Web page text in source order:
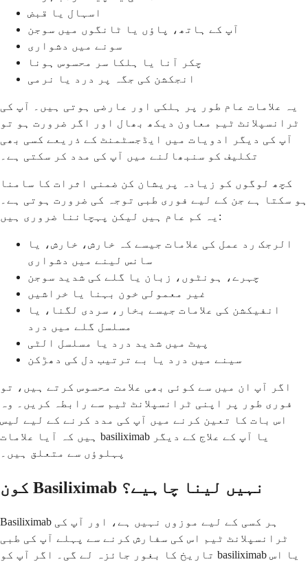
اسہال یا قبض
آپ کے ہاتھ، پاؤں یا ٹانگوں میں سوجن
سونے میں دشواری
چکر آنا یا ہلکا سر محسوس ہونا
انجکشن کی جگہ پر درد یا نرمی
یہ علامات عام طور پر ہلکی اور عارضی ہوتی ہیں۔ آپ کی
ٹرانسپلانٹ ٹیم معاون دیکھ بھال اور اگر ضرورت ہو تو
آپ کی دیگر ادویات میں ایڈجسٹمنٹ کے ذریعے کسی بھی
تکلیف کو سنبھالنے میں آپ کی مدد کر سکتی ہے۔
کچھ لوگوں کو زیادہ پریشان کن ضمنی اثرات کا سامنا
ہو سکتا ہے جن کے لیے فوری طبی توجہ کی ضرورت ہوتی ہے۔
یہ کم عام ہیں لیکن پہچاننا ضروری ہیں:
الرجک رد عمل کی علامات جیسے کہ خارش، خارش، یا
سانس لینے میں دشواری
چہرے، ہونٹوں، زبان یا گلے کی شدید سوجن
غیر معمولی خون بہنا یا خراشیں
انفیکشن کی علامات جیسے بخار، سردی لگنا، یا
مسلسل گلے میں درد
پیٹ میں شدید درد یا مسلسل الٹی
سینے میں درد یا بے ترتیب دل کی دھڑکن
اگر آپ ان میں سے کوئی بھی علامت محسوس کرتے ہیں، تو
فوری طور پر اپنی ٹرانسپلانٹ ٹیم سے رابطہ کریں۔ وہ
اس بات کا تعین کرنے میں آپ کی مدد کرنے کے لیے لیس
ہیں کہ آیا علامات basiliximab یا آپ کے علاج کے دیگر
پہلوؤں سے متعلق ہیں۔
کون Basiliximab نہیں لینا چاہیے؟
Basiliximab ہر کسی کے لیے موزوں نہیں ہے، اور آپ کی
ٹرانسپلانٹ ٹیم اس کی سفارش کرنے سے پہلے آپ کی طبی
تاریخ کا بغور جائزہ لے گی۔ اگر آپ کو basiliximab یا اس